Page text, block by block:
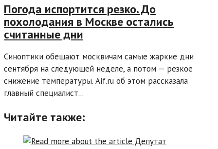
Погода испортится резко. До
похолодания в Москве остались
считанные дни
Синоптики обещают москвичам самые жаркие дни
сентября на следующей неделе, а потом — резкое
снижение температуры. Аif.ru об этом рассказала
главный специалист...
Читайте также: